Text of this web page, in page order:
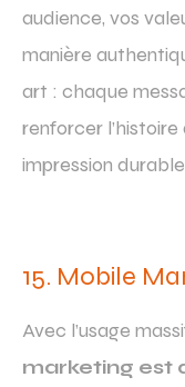
audience, vos
manière
art : chaque
renforcer
impression
15. Mobile
Avec l’usage
marketing est